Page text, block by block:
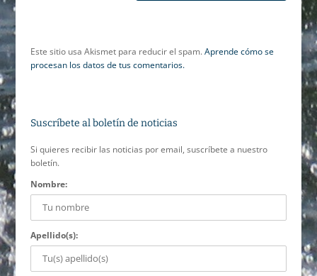
Este sitio usa Akismet para reducir el spam.Aprende cómo se
procesan los datos de tus comentarios.
Suscríbete al boletín de noticias
Si quieres recibir las noticias por email, suscríbete a nuestro
boletín.
Nombre:
Apellido(s):